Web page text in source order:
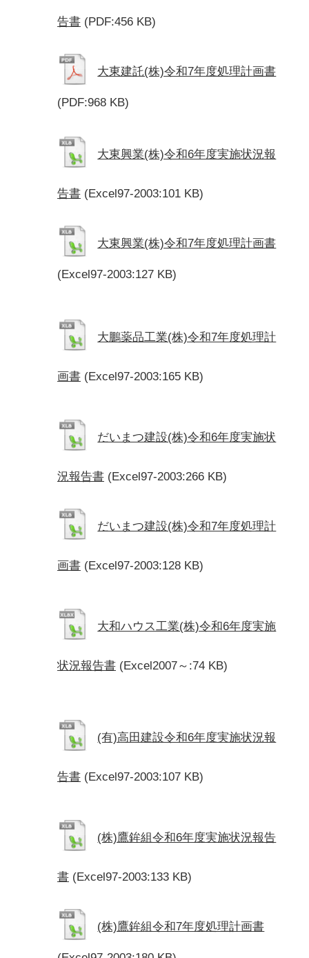
告書 (PDF:456 KB)
大東建託(株)令和7年度処理計画書
(PDF:968 KB)
大東興業(株)令和6年度実施状況報
告書 (Excel97-2003:101 KB)
大東興業(株)令和7年度処理計画書
(Excel97-2003:127 KB)
大鵬薬品工業(株)令和7年度処理計
画書 (Excel97-2003:165 KB)
だいまつ建設(株)令和6年度実施状
況報告書 (Excel97-2003:266 KB)
だいまつ建設(株)令和7年度処理計
画書 (Excel97-2003:128 KB)
大和ハウス工業(株)令和6年度実施
状況報告書 (Excel2007～:74 KB)
(有)高田建設令和6年度実施状況報
告書 (Excel97-2003:107 KB)
(株)鷹鉾組令和6年度実施状況報告
書 (Excel97-2003:133 KB)
(株)鷹鉾組令和7年度処理計画書